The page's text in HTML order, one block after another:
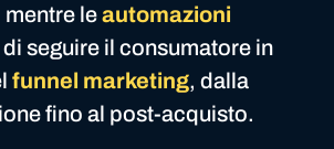
leautomazioni
seguire il consumatore in
funnel marketing, dalla
fino al post-acquisto.